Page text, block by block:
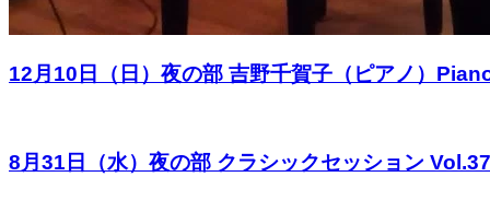
12月10日（日）夜の部 吉野千賀子（ピアノ）
8月31日（水）夜の部 クラシックセッション